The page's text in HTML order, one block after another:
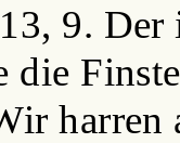
9. Der
die
harren